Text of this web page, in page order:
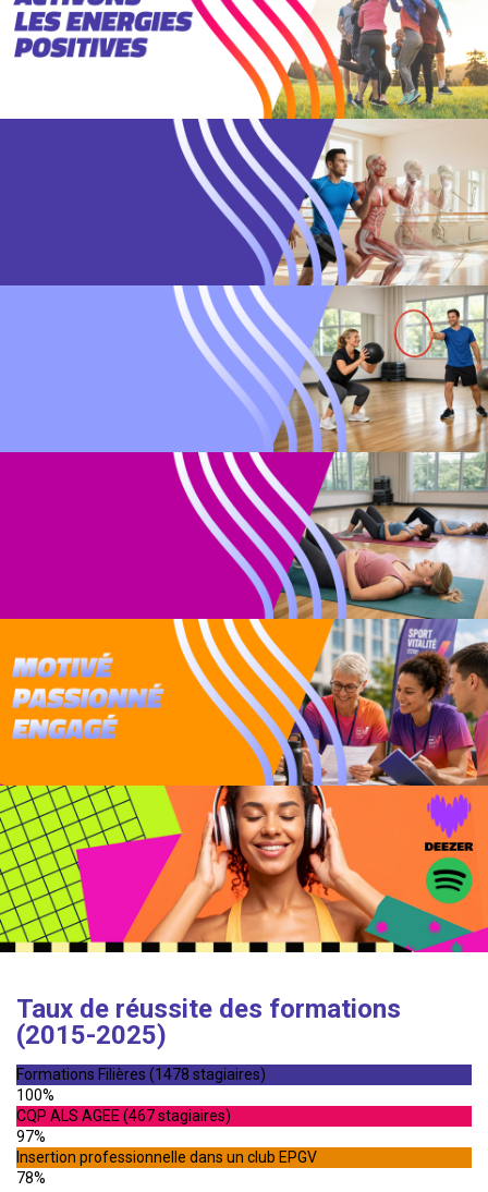
Taux de réussite des formations
(2015-2025)
Formations Filières (1478 stagiaires)
100%
CQP ALS AGEE (467 stagiaires)
97%
Insertion professionnelle dans un club EPGV
78%